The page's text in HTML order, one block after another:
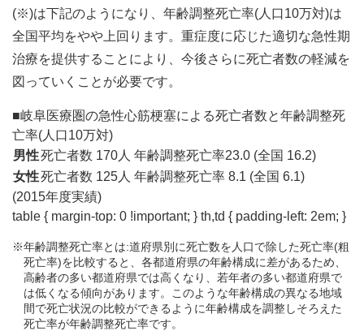
(※)は下記のようになり、年齢調整死亡率(人口10万対)は
全国平均をやや上回ります。重症度に応じた適切な急性期
治療を提供することにより、今後さらに死亡者数の軽減を
図っていくことが必要です。
■岐阜医療圏の急性心筋梗塞による死亡者数と年齢調整死
亡率(人口10万対)
男性死亡者数 170人 年齢調整死亡率23.0 (全国 16.2)
女性死亡者数 125人 年齢調整死亡率 8.1 (全国 6.1)
(2015年度実績)
table { margin-top: 0 !important; } th,td { padding-left: 2em; }
※年齢調整死亡率とは:道府県別に死亡数を人口で除した死亡率(粗
死亡率)を比較すると、各都道府県の年齢構成に差があるため、
高齢者の多い都道府県では高くなり、若年者の多い都道府県で
は低くなる傾向があります。このような年齢構成の異なる地域
間で死亡状況の比較ができるように年齢構成を調整しそろえた
死亡率が年齢調整死亡率です。